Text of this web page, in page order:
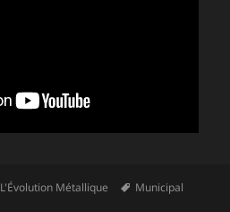
Catégories
L'Évolution Métallique
Mots-
Municipal